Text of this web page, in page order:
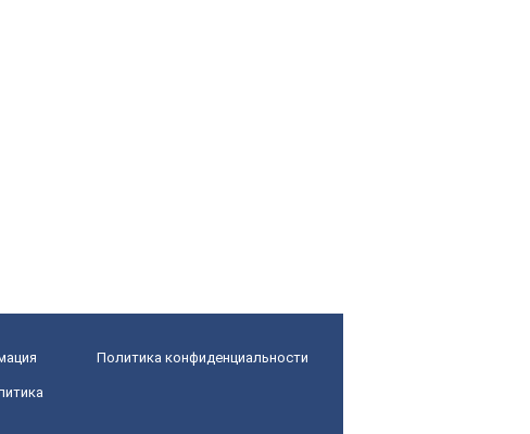
Политика конфиденциальности